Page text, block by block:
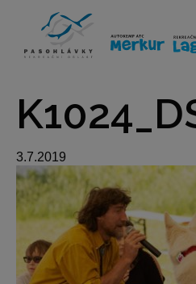
3.7.2019